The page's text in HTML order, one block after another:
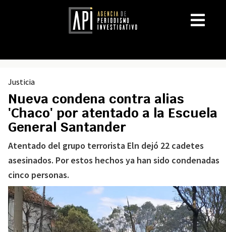
Justicia
Nueva condena contra alias
'Chaco' por atentado a la Escuela
General Santander
Atentado del grupo terrorista Eln dejó 22 cadetes
asesinados. Por estos hechos ya han sido condenadas
cinco personas.